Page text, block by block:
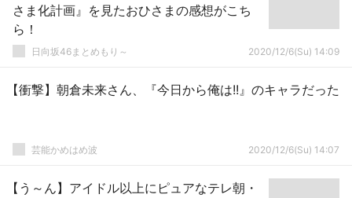
さま化計画』を見たおひさまの感想がこち
ら！
日向坂46まとめもり～ 2020/12/6(Su) 14:09
【衝撃】朝倉未来さん、『今日から俺は!!』のキャラだった
芸能かめはめ波 2020/12/6(Su) 14:07
【う～ん】アイドル以上にピュアなテレ朝・